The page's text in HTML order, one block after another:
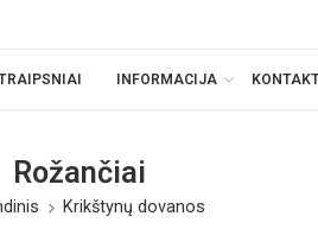
INFORMACIJA
Rožančiai
Krikštynų dovanos